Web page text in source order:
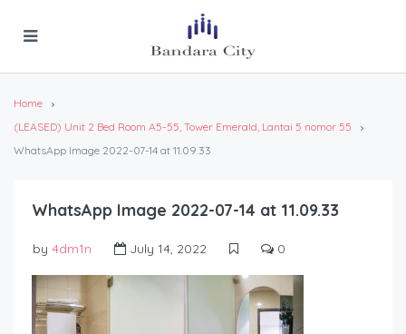
Home
(LEASED) Unit 2 Bed Room A5-55, Tower Emerald, Lantai 5 nomor 55
WhatsApp Image 2022-07-14 at 11.09.33
WhatsApp Image 2022-07-14 at 11.09.33
by 4dm1n July 14, 2022 0